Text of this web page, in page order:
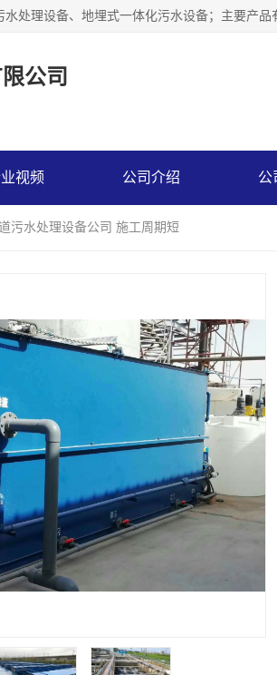
公司
视频 公司介绍 公
污水处理设备公司 施工周期短